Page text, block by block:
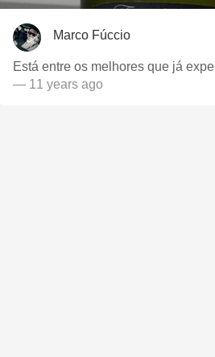
Marco Fúccio
Está entre os melhores que já
— 11 years ago